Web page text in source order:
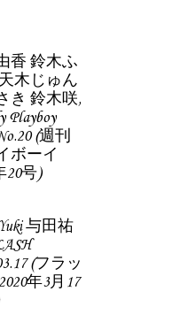
香 鈴木ふ
木じゅん
き 鈴木咲,
Playboy
(週刊
ボーイ
20号)
与田祐
(フラッ
年3月17